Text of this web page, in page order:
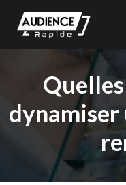
dynamiser